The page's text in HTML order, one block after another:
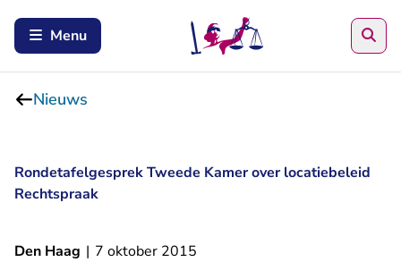
Menu
Nieuws
Rondetafelgesprek Tweede Kamer over locatiebeleid
Rechtspraak
Den Haag | 7 oktober 2015